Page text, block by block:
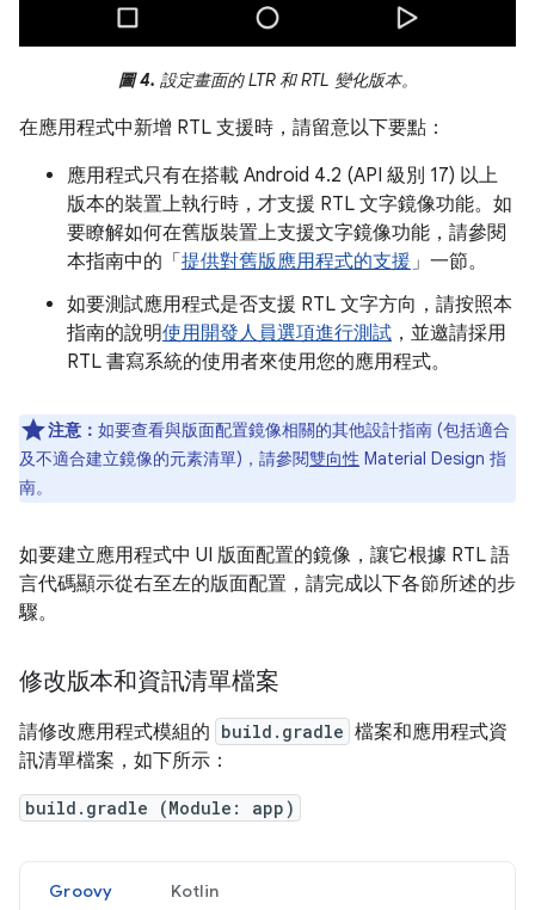
圖 4. 設定畫面的 LTR 和 RTL 變化版本。
在應用程式中新增 RTL 支援時，請留意以下要點：
應用程式只有在搭載 Android 4.2 (API 級別 17) 以上
版本的裝置上執行時，才支援 RTL 文字鏡像功能。如
要瞭解如何在舊版裝置上支援文字鏡像功能，請參閱
本指南中的「 提供對舊版應用程式的支援」一節。
如要測試應用程式是否支援 RTL 文字方向，請按照本
指南的說明使用開發人員選項進行測試 ，並邀請採用
RTL 書寫系統的使用者來使用您的應用程式。
注意： 如要查看與版面配置鏡像相關的其他設計指南 (包括適合
及不適合建立鏡像的元素清單)，請參閱雙向性 Material Design 指
南。
如要建立應用程式中 UI 版面配置的鏡像，讓它根據 RTL 語
言代碼顯示從右至左的版面配置，請完成以下各節所述的步
驟。
修改版本和資訊清單檔案
請修改應用程式模組的 build.gradle 檔案和應用程式資
訊清單檔案，如下所示：
build.gradle (Module: app)
Groovy Kotlin